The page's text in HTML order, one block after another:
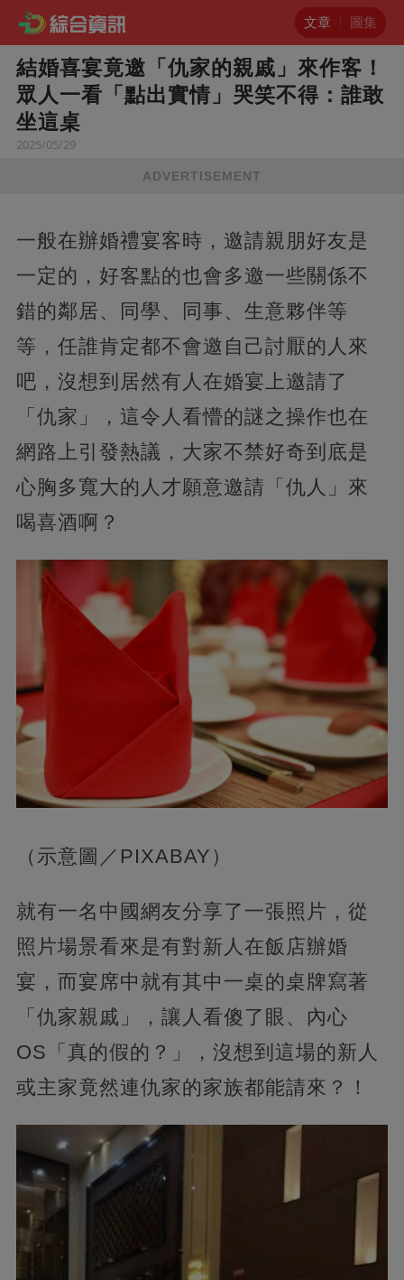
文章 圖集
結婚喜宴竟邀「仇家的親戚」來作客！
眾人一看「點出實情」哭笑不得：誰敢
坐這桌
2025/05/29
ADVERTISEMENT
一般在辦婚禮宴客時，邀請親朋好友是
一定的，好客點的也會多邀一些關係不
錯的鄰居、同學、同事、生意夥伴等
等，任誰肯定都不會邀自己討厭的人來
吧，沒想到居然有人在婚宴上邀請了
「仇家」，這令人看懵的謎之操作也在
網路上引發熱議，大家不禁好奇到底是
心胸多寬大的人才願意邀請「仇人」來
喝喜酒啊？
（示意圖／PIXABAY）
就有一名中國網友分享了一張照片，從
照片場景看來是有對新人在飯店辦婚
宴，而宴席中就有其中一桌的桌牌寫著
「仇家親戚」，讓人看傻了眼、內心
OS「真的假的？」，沒想到這場的新人
或主家竟然連仇家的家族都能請來？！